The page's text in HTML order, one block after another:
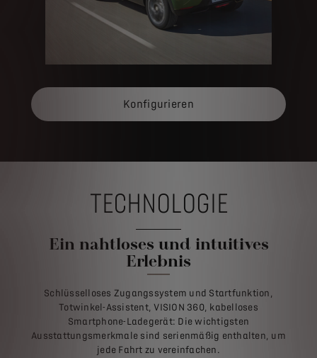
Konfigurieren
TECHNOLOGIE
Ein nahtloses und intuitives
Erlebnis
Schlüsselloses Zugangssystem und Startfunktion,
Totwinkel-Assistent, VISION 360, kabelloses
Smartphone-Ladegerät: Die wichtigsten
Ausstattungsmerkmale sind serienmäßig enthalten, um
jede Fahrt zu vereinfachen.